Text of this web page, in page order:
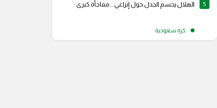
5 الهلال يحسم الجدل حول إنزاغي .. مفاجأة كبرى
كرة سعودية